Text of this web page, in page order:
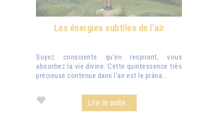
Les énergies subtiles de l'air
Soyez conscients qu'en respirant, vous
absorbez la vie divine. Cette quintessence très
précieuse contenue dans l'air est le prâna...
Lire la suite...